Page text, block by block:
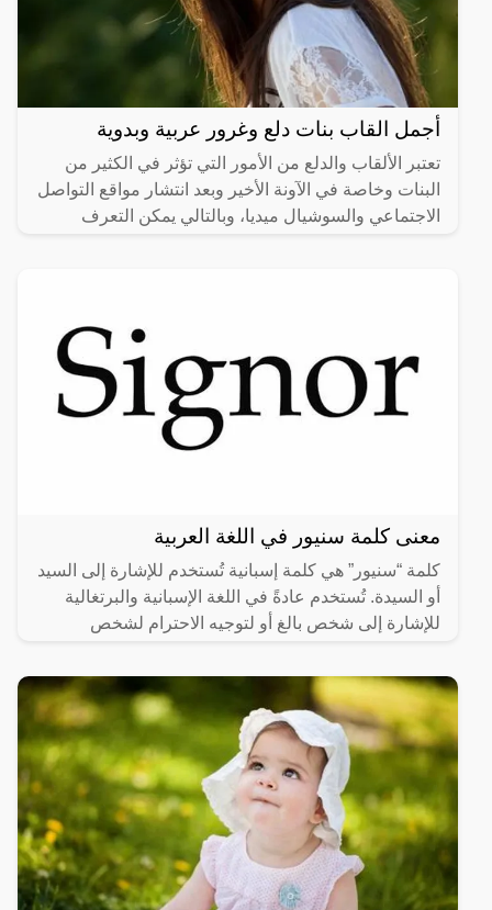
أجمل القاب بنات دلع وغرور عربية وبدوية
تعتبر الألقاب والدلع من الأمور التي تؤثر في الكثير من
البنات وخاصة في الآونة الأخير وبعد انتشار مواقع التواصل
الاجتماعي والسوشيال ميديا، وبالتالي يمكن التعرف
معنى كلمة سنيور في اللغة العربية
كلمة “سنيور” هي كلمة إسبانية تُستخدم للإشارة إلى السيد
أو السيدة. تُستخدم عادةً في اللغة الإسبانية والبرتغالية
للإشارة إلى شخص بالغ أو لتوجيه الاحترام لشخص